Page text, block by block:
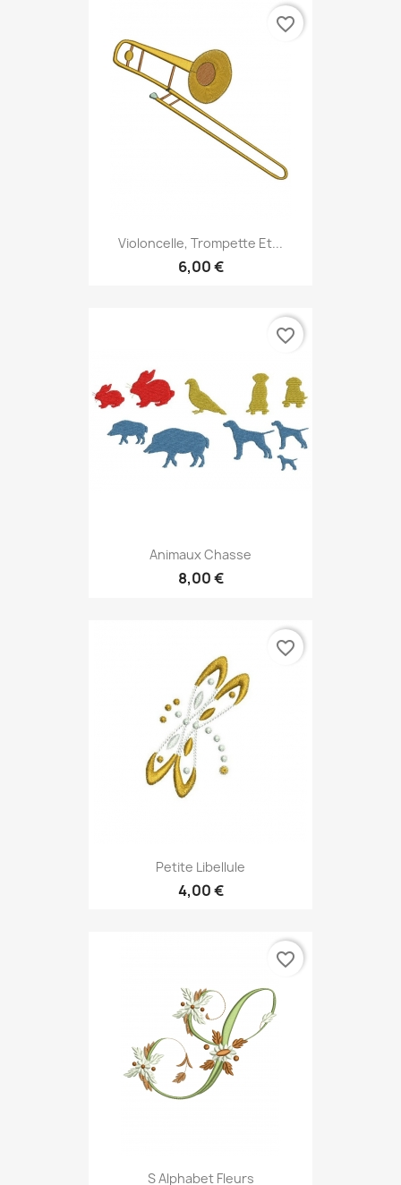
Violoncelle, Trompette Et...
6,00 €
favorite_border
Animaux Chasse
8,00 €
favorite_border
Petite Libellule
4,00 €
favorite_border
S Alphabet Fleurs
favorite_border